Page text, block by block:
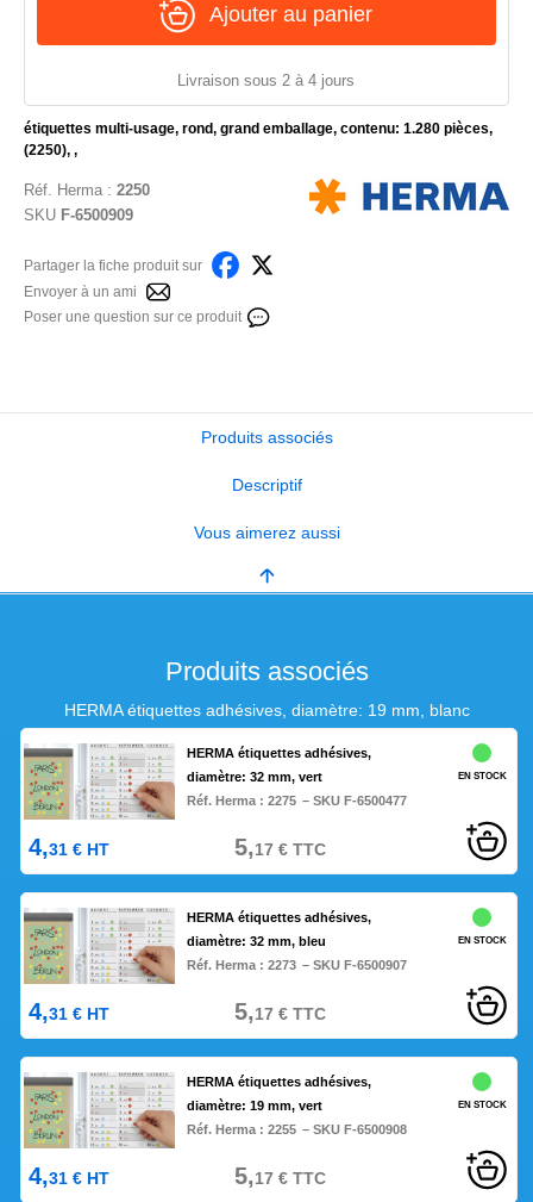
étiquettes multi-usage, rond, grand emballage, contenu: 1.280 pièces,
(2250), ,
Réf. Herma: 2250
SKU F-6500909
Partager la fiche produit sur
Envoyer à un ami
Poser une question sur ce produit
Ajouter au panier
Livraison sous 2 à 4 jours
Produits associés
Descriptif
Vous aimerez aussi
Produits associés
HERMA étiquettes adhésives, diamètre: 19 mm, blanc
HERMA étiquettes adhésives,
diamètre: 32 mm, vert
Réf. Herma :2275 – SKU F-6500477
EN STOCK
4,31 € HT 5,17 €TTC
HERMA étiquettes adhésives,
diamètre: 32 mm, bleu
Réf. Herma :2273 – SKU F-6500907
EN STOCK
4,31 € HT 5,17 €TTC
HERMA étiquettes adhésives,
diamètre: 19 mm, vert
Réf. Herma :2255 – SKU F-6500908
EN STOCK
4,31 € HT 5,17 €TTC